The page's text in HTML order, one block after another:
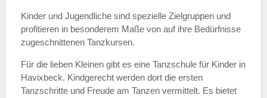
E-Mail*
Kinder und Jugendliche sind spezielle Zielgruppen und
profitieren in besonderem Maße von auf ihre Bedürfnisse
zugeschnittenen Tanzkursen.
Für die lieben Kleinen gibt es eine Tanzschule für Kinder in
Havixbeck. Kindgerecht werden dort die ersten
Tanzschritte und Freude am Tanzen vermittelt. Es bietet